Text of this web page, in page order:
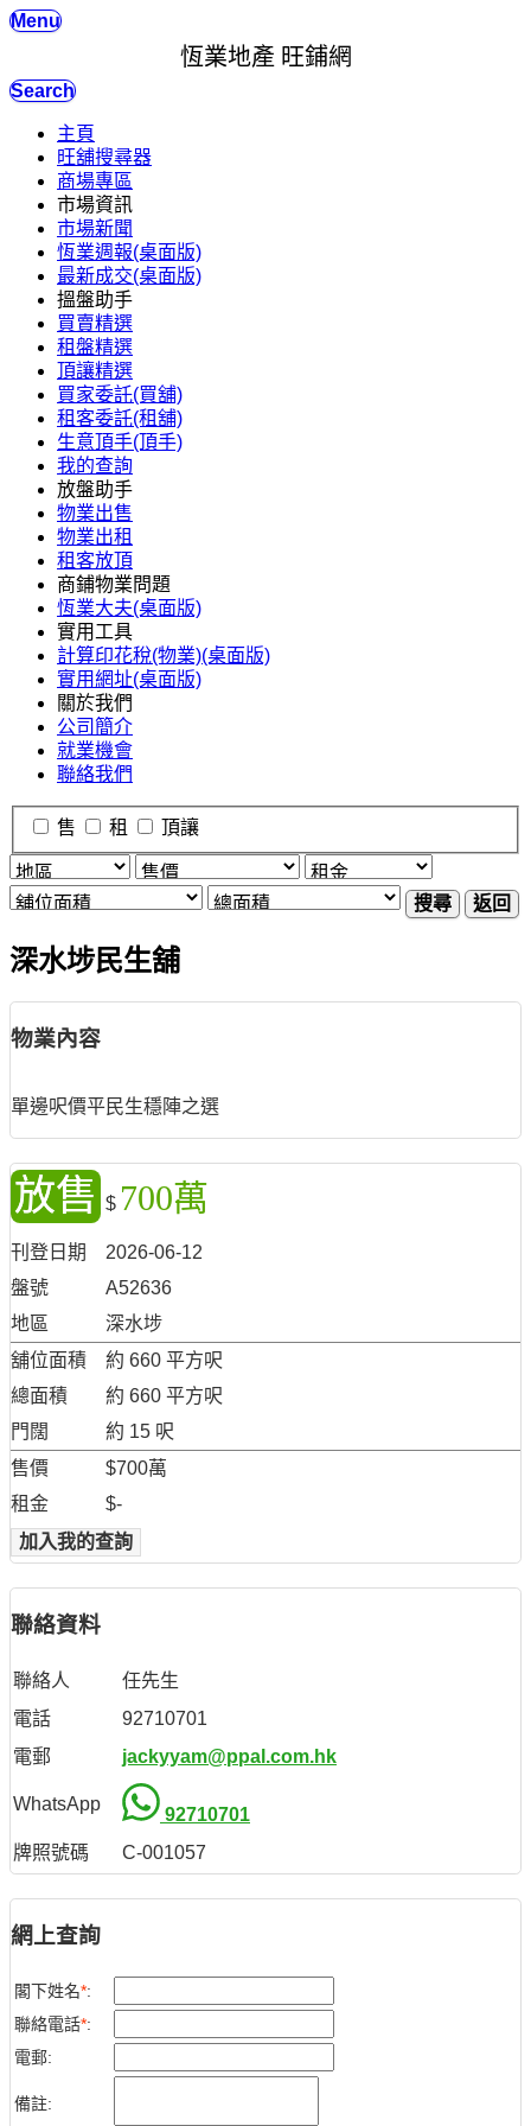
Menu
恆業地產 旺鋪網
Search
主頁
旺舖搜尋器
商場專區
市場資訊
市場新聞
恆業週報(桌面版)
最新成交(桌面版)
搵盤助手
買賣精選
租盤精選
頂讓精選
買家委託(買舖)
租客委託(租舖)
生意頂手(頂手)
我的查詢
放盤助手
物業出售
物業出租
租客放頂
商鋪物業問題
恆業大夫(桌面版)
實用工具
計算印花稅(物業)(桌面版)
實用網址(桌面版)
關於我們
公司簡介
就業機會
聯絡我們
售 租 頂讓
搜尋 返回
深水埗民生舖
物業內容
單邊呎價平民生穩陣之選
放售 $ 700萬
刊登日期
2026-06-12
盤號
A52636
地區
深水埗
舖位面積
約 660 平方呎
總面積
約 660 平方呎
門闊
約 15 呎
售價
$700萬
租金
$-
加入我的查詢
聯絡資料
聯絡人
任先生
電話
92710701
電郵
jackyyam@ppal.com.hk
WhatsApp
92710701
牌照號碼
C-001057
網上查詢
閣下姓名*:
聯絡電話*:
電郵:
備註: